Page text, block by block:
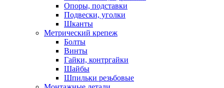
Опоры, подставки
Подвески, уголки
Шканты
Метрический крепеж
Болты
Винты
Гайки, контргайки
Шайбы
Шпильки резьбовые